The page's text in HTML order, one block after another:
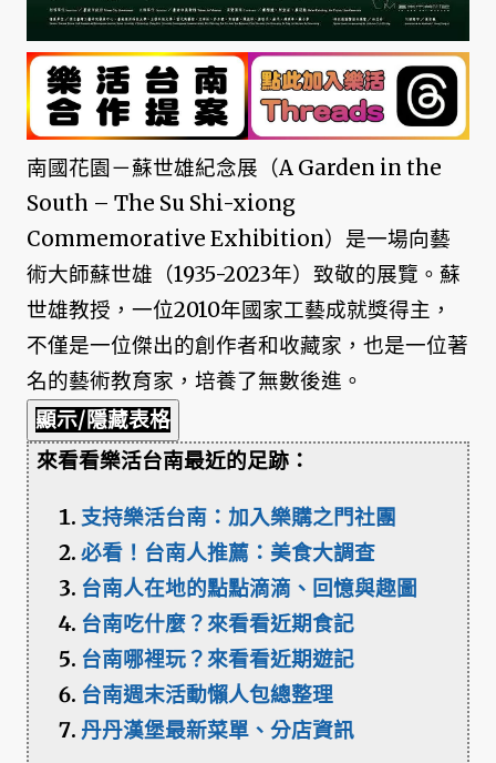
南國花園－蘇世雄紀念展（A Garden in the
South – The Su Shi-xiong
Commemorative Exhibition）是一場向藝
術大師蘇世雄（1935-2023年）致敬的展覽。蘇
世雄教授，一位2010年國家工藝成就獎得主，
不僅是一位傑出的創作者和收藏家，也是一位著
名的藝術教育家，培養了無數後進。
顯示/隱藏表格
來看看樂活台南最近的足跡：
支持樂活台南：加入樂購之門社團
必看！台南人推薦：美食大調查
台南人在地的點點滴滴、回憶與趣圖
台南吃什麼？來看看近期食記
台南哪裡玩？來看看近期遊記
台南週末活動懶人包總整理
丹丹漢堡最新菜單、分店資訊